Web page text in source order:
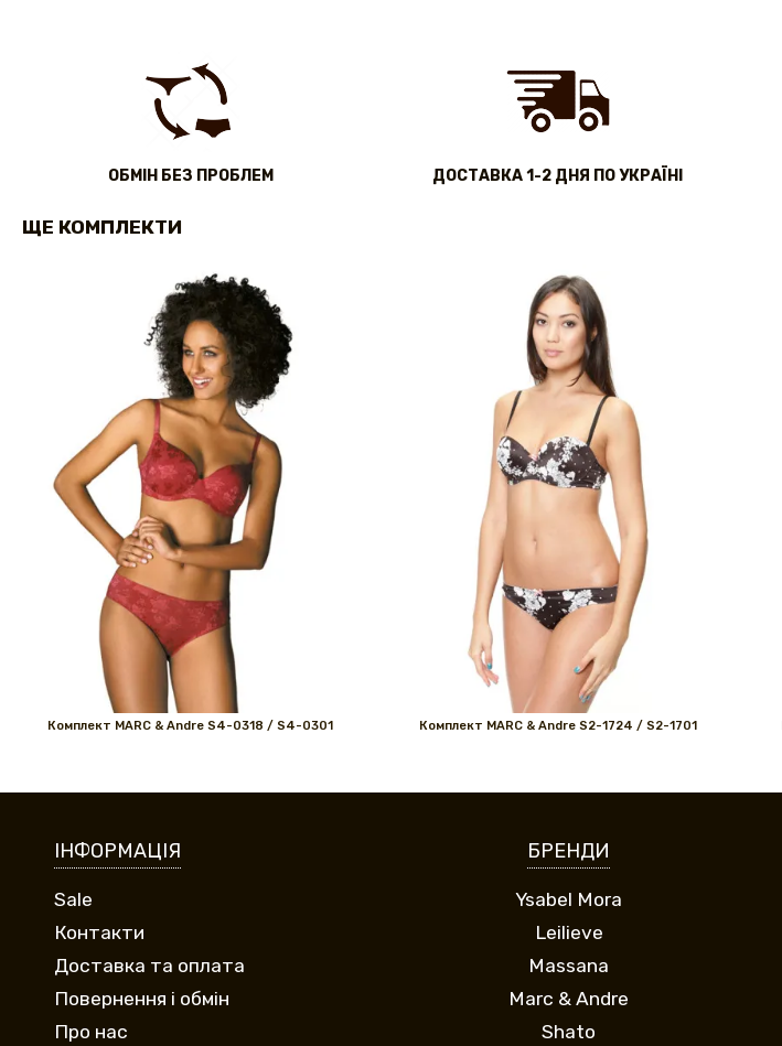
ОБМІН БЕЗ ПРОБЛЕМ ДОСТАВКА 1-2 ДНЯ ПО УКРАЇНІ
ЩЕ КОМПЛЕКТИ
Комплект MARС & Andre S4-0318 / S4-0301 Комплект MARС & Andre S2-1724 / S2-1701
ІНФОРМАЦІЯ
Sale
Контакти
Доставка та оплата
Повернення і обмін
Про нас
БРЕНДИ
Ysabel Mora
Leilieve
Massana
Marc & Andre
Shato